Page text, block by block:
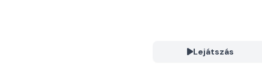
Lejátszás